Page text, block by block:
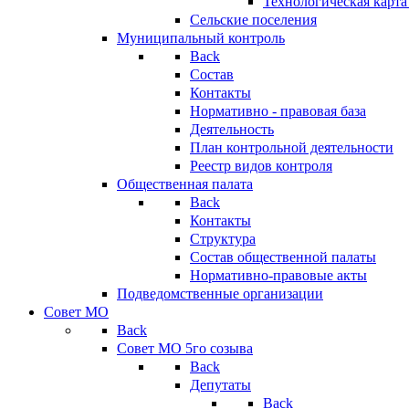
Сельские поселения
Муниципальный контроль
Back
Состав
Контакты
Нормативно - правовая база
Деятельность
План контрольной деятельности
Реестр видов контроля
Общественная палата
Back
Контакты
Структура
Состав общественной палаты
Нормативно-правовые акты
Подведомственные организации
Совет МО
Back
Совет МО 5го созыва
Back
Депутаты
Back